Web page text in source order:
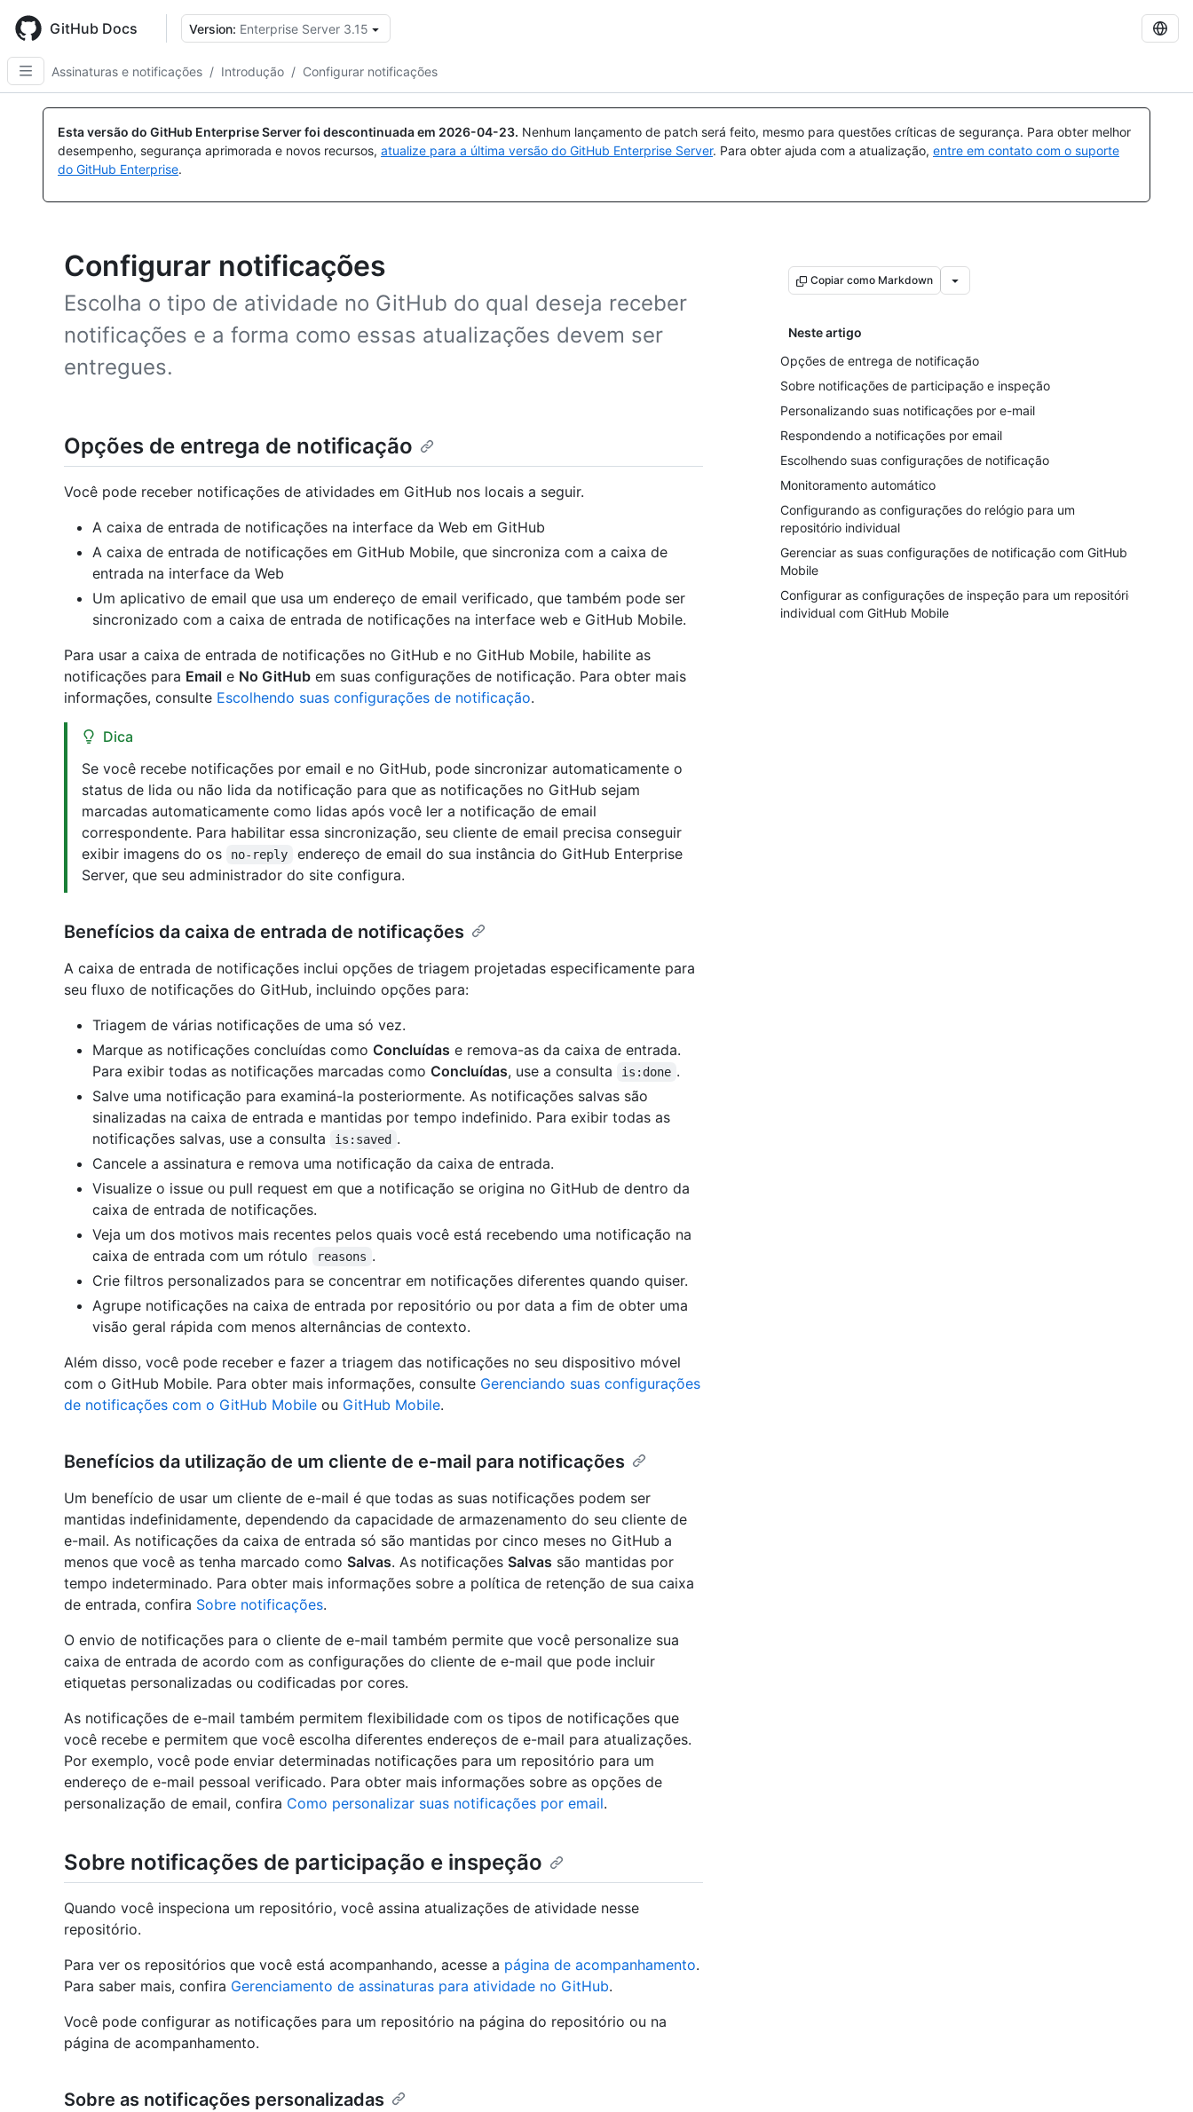
main
content
GitHub Docs Version: Enterprise Server 3.15
Assinaturas e notificações / Introdução / Configurar notificações
Esta versão do GitHub Enterprise Server foi descontinuada em 2026-04-23. Nenhum lançamento de patch será feito, mesmo para questões críticas de segurança. Para obter melhor
desempenho, segurança aprimorada e novos recursos, atualize para a última versão do GitHub Enterprise Server. Para obter ajuda com a atualização, entre em contato com o suporte
do GitHub Enterprise.
Configurar notificações
Escolha o tipo de atividade no GitHub do qual deseja receber
notificações e a forma como essas atualizações devem ser
entregues.
Copiar como Markdown
Neste artigo
Opções de entrega de notificação
Sobre notificações de participação e inspeção
Personalizando suas notificações por e-mail
Respondendo a notificações por email
Escolhendo suas configurações de notificação
Monitoramento automático
Configurando as configurações do relógio para um
repositório individual
Gerenciar as suas configurações de notificação com GitHub
Mobile
Configurar as configurações de inspeção para um repositório
individual com GitHub Mobile
Opções de entrega de notificação
Você pode receber notificações de atividades em GitHub nos locais a seguir.
A caixa de entrada de notificações na interface da Web em GitHub
A caixa de entrada de notificações em GitHub Mobile, que sincroniza com a caixa de
entrada na interface da Web
Um aplicativo de email que usa um endereço de email verificado, que também pode ser
sincronizado com a caixa de entrada de notificações na interface web e GitHub Mobile.
Para usar a caixa de entrada de notificações no GitHub e no GitHub Mobile, habilite as
notificações para Email e No GitHub em suas configurações de notificação. Para obter mais
informações, consulte Escolhendo suas configurações de notificação.
Dica
Se você recebe notificações por email e no GitHub, pode sincronizar automaticamente o
status de lida ou não lida da notificação para que as notificações no GitHub sejam
marcadas automaticamente como lidas após você ler a notificação de email
correspondente. Para habilitar essa sincronização, seu cliente de email precisa conseguir
exibir imagens do os
no-reply
endereço de email do sua instância do GitHub Enterprise
Server, que seu administrador do site configura.
Benefícios da caixa de entrada de notificações
A caixa de entrada de notificações inclui opções de triagem projetadas especificamente para
seu fluxo de notificações do GitHub, incluindo opções para:
Triagem de várias notificações de uma só vez.
Marque as notificações concluídas como Concluídas e remova-as da caixa de entrada.
Para exibir todas as notificações marcadas como Concluídas, use a consulta is:done .
Salve uma notificação para examiná-la posteriormente. As notificações salvas são
sinalizadas na caixa de entrada e mantidas por tempo indefinido. Para exibir todas as
notificações salvas, use a consulta
is:saved .
Cancele a assinatura e remova uma notificação da caixa de entrada.
Visualize o issue ou pull request em que a notificação se origina no GitHub de dentro da
caixa de entrada de notificações.
Veja um dos motivos mais recentes pelos quais você está recebendo uma notificação na
caixa de entrada com um rótulo
reasons .
Crie filtros personalizados para se concentrar em notificações diferentes quando quiser.
Agrupe notificações na caixa de entrada por repositório ou por data a fim de obter uma
visão geral rápida com menos alternâncias de contexto.
Além disso, você pode receber e fazer a triagem das notificações no seu dispositivo móvel
com o GitHub Mobile. Para obter mais informações, consulte Gerenciando suas configurações
de notificações com o GitHub Mobile ou GitHub Mobile.
Benefícios da utilização de um cliente de e-mail para notificações
Um benefício de usar um cliente de e-mail é que todas as suas notificações podem ser
mantidas indefinidamente, dependendo da capacidade de armazenamento do seu cliente de
e-mail. As notificações da caixa de entrada só são mantidas por cinco meses no GitHub a
menos que você as tenha marcado como Salvas. As notificações Salvas são mantidas por
tempo indeterminado. Para obter mais informações sobre a política de retenção de sua caixa
de entrada, confira Sobre notificações.
O envio de notificações para o cliente de e-mail também permite que você personalize sua
caixa de entrada de acordo com as configurações do cliente de e-mail que pode incluir
etiquetas personalizadas ou codificadas por cores.
As notificações de e-mail também permitem flexibilidade com os tipos de notificações que
você recebe e permitem que você escolha diferentes endereços de e-mail para atualizações.
Por exemplo, você pode enviar determinadas notificações para um repositório para um
endereço de e-mail pessoal verificado. Para obter mais informações sobre as opções de
personalização de email, confira Como personalizar suas notificações por email.
Sobre notificações de participação e inspeção
Quando você inspeciona um repositório, você assina atualizações de atividade nesse
repositório.
Para ver os repositórios que você está acompanhando, acesse a página de acompanhamento.
Para saber mais, confira Gerenciamento de assinaturas para atividade no GitHub.
Você pode configurar as notificações para um repositório na página do repositório ou na
página de acompanhamento.
Sobre as notificações personalizadas